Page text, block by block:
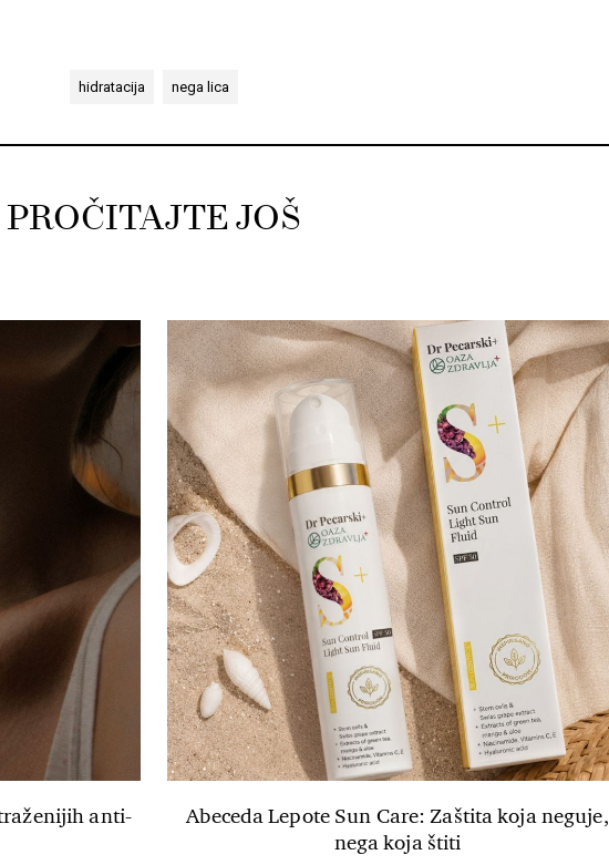
hidratacija nega lica
PROČITAJTE JOŠ
anti-
Abeceda Lepote Sun Care: Zaštita koja neguje,
nega koja štiti